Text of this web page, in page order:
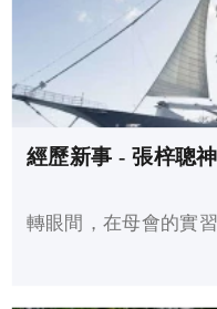
經歷新事 - 張梓聰
轉眼間，在母會的實